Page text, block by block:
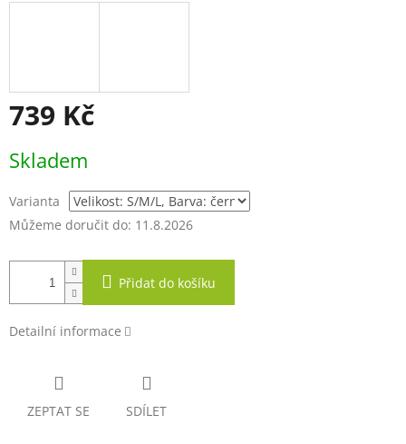
739 Kč
cena:
Skladem
Varianta
Můžeme doručit do: 11.8.2026
Přidat do košíku
Detailní informace
ZEPTAT SE SDÍLET